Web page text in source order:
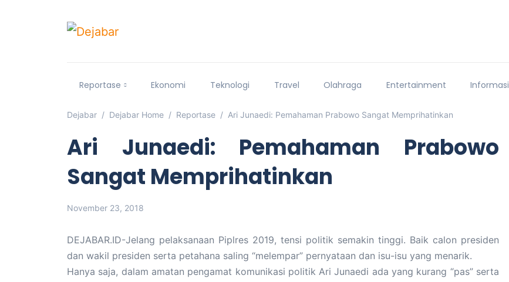
Reportase Ekonomi Teknologi Travel Olahraga Entertainment Informasi
Dejabar Dejabar Home Reportase Ari Junaedi: Pemahaman Prabowo Sangat Memprihatinkan
Ari Junaedi: Pemahaman Prabowo
Sangat Memprihatinkan
November 23, 2018
DEJABAR.ID-Jelang pelaksanaan Piplres 2019, tensi politik semakin tinggi. Baik calon presiden
dan wakil presiden serta petahana saling “melempar” pernyataan dan isu-isu yang menarik.
Hanya saja, dalam amatan pengamat komunikasi politik Ari Junaedi ada yang kurang “pas” serta